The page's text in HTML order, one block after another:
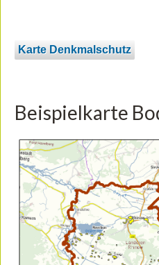
Karte Denkmalschutz
Beispielkarte